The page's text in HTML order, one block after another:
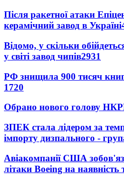
Після ракетної атаки
керамічний завод в Україні
Відомо, у скільки
у світі завод чипів2931
РФ знищила 900 тисяч
1720
Обрано нового голову
ЗПЕК стала лідером за
імпорту дизпального -
Авіакомпанії США
літаки Boeing на наявність